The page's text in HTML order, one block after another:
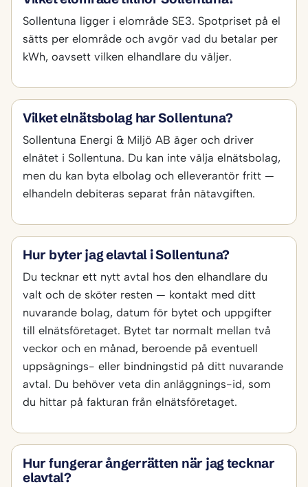
Sollentuna ligger i elområde SE3. Spotpriset på el
sätts per elområde och avgör vad du betalar per
kWh, oavsett vilken elhandlare du väljer.
Vilket elnätsbolag har Sollentuna?
Sollentuna Energi & Miljö AB äger och driver
elnätet i Sollentuna. Du kan inte välja elnätsbolag,
men du kan byta elbolag och elleverantör fritt —
elhandeln debiteras separat från nätavgiften.
Hur byter jag elavtal i Sollentuna?
Du tecknar ett nytt avtal hos den elhandlare du
valt och de sköter resten — kontakt med ditt
nuvarande bolag, datum för bytet och uppgifter
till elnätsföretaget. Bytet tar normalt mellan två
veckor och en månad, beroende på eventuell
uppsägnings- eller bindningstid på ditt nuvarande
avtal. Du behöver veta din anläggnings-id, som
du hittar på fakturan från elnätsföretaget.
Hur fungerar ångerrätten när jag tecknar
elavtal?